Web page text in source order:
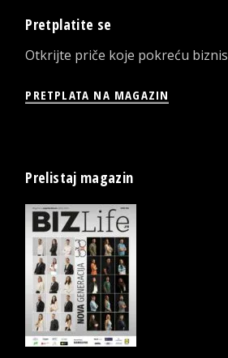
Pretplatite se
Otkrijte priče koje pokreću biznis
PRETPLATA NA MAGAZIN
Prelistaj magazin